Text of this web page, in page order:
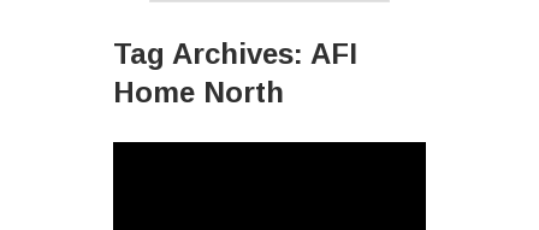
Tag Archives: AFI
Home North